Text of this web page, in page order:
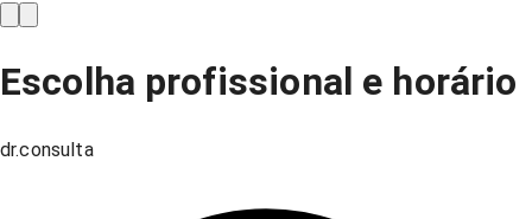
Escolha profissional e horário
dr.consulta